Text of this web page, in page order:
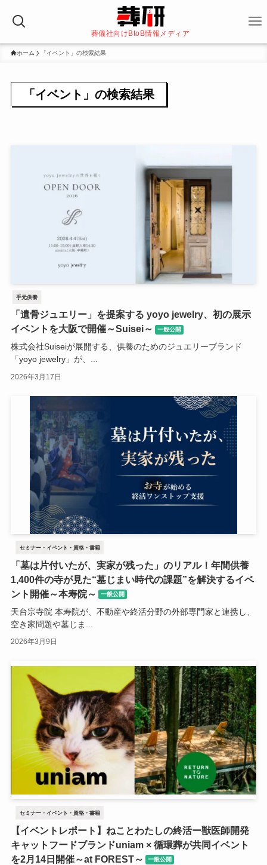
葬儀社向けBtoB情報メディア
ホーム 「イベント」の検索結果
「イベント」の検索結果
手元供養
「遺骨ジュエリー」を提案する yoyo jewelry、初の展示
イベントを大阪で開催～Suisei～
一般公開
株式会社Suiseiが展開する、供養のためのジュエリーブランド
「yoyo jewelry」が、...
2026年3月17日
セミナー・イベント・資格・書籍
「墓は片付いたが、実家が残った」のリアル！年間供養
1,400件の寺が見た“墓じまい時代の課題”を解決するイベ
ント開催～本寿院～
一般公開
天台宗寺院 本寿院が、不動産や終活分野の外部専門家と連携し、
空き家問題や墓じま...
2026年3月9日
セミナー・イベント・資格・書籍
【イベントレポート】ねことわたしの終活ー獣医師開発
キャットフードブランドuniam × 循環葬が共同イベント
を2月14日開催～at FOREST～
一般公開